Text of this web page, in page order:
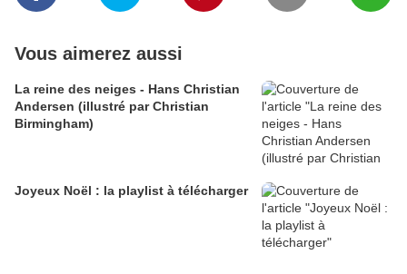
Vous aimerez aussi
La reine des neiges - Hans Christian
Andersen (illustré par Christian
Birmingham)
Joyeux Noël : la playlist à télécharger